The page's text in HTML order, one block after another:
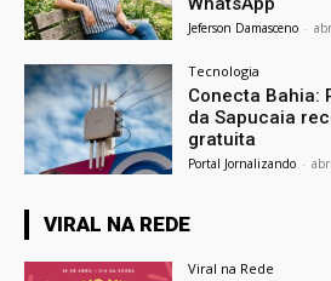
Jeferson Damasceno -
Tecnologia
Conecta Bahia:
da Sapucaia
gratuita
Portal Jornalizando -
VIRAL NA REDE
Viral na Rede